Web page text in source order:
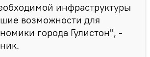
инфраструктуры
возможности для
города Гулистон", -